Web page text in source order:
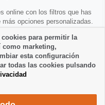
online con los filtros que has
opciones personalizadas.
alternativas o asesorarte:
para permitir la
como marketing,
esta configuración
todas las cookies pulsando